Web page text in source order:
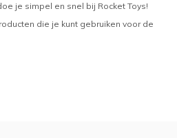
je simpel en snel bij Rocket Toys!
die je kunt gebruiken voor de